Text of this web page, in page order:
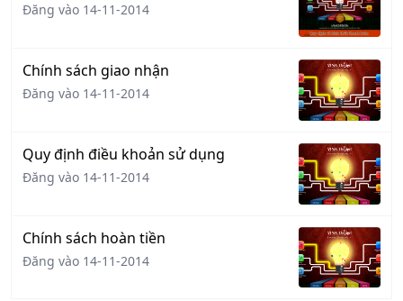
Đăng vào 14-11-2014
Chính sách giao nhận
Đăng vào 14-11-2014
Quy định điều khoản sử dụng
Đăng vào 14-11-2014
Chính sách hoàn tiền
Đăng vào 14-11-2014